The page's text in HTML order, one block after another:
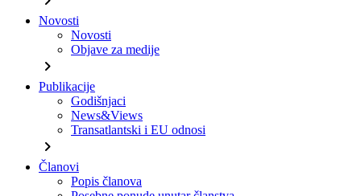
Novosti
Novosti
Objave za medije
chevron_right
Publikacije
Godišnjaci
News&Views
Transatlantski i EU odnosi
chevron_right
Članovi
Popis članova